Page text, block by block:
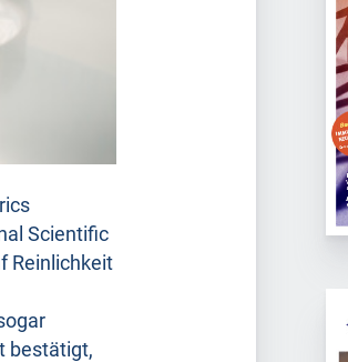
Scientific
Reinlichkeit
bestätigt,